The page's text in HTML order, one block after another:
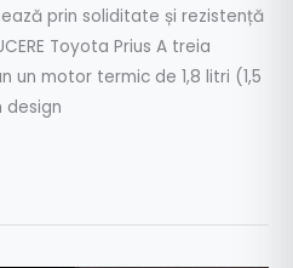
prin soliditate și rezistență
Toyota Prius A treia
un motor termic de 1,8 litri (1,5
design